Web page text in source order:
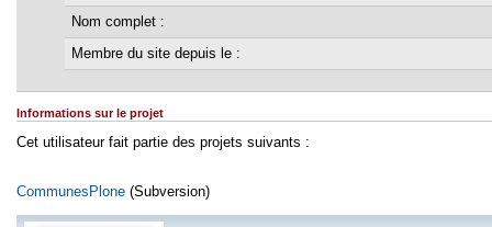
Nom complet :
Membre du site depuis le :
Informations sur le projet
Cet utilisateur fait partie des projets suivants :
CommunesPlone (Subversion)